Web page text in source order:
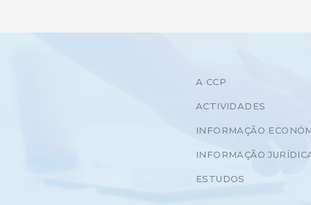
A CCP
ACTIVIDADES
INFORMAÇÃO
INFORMAÇÃO
ESTUDOS